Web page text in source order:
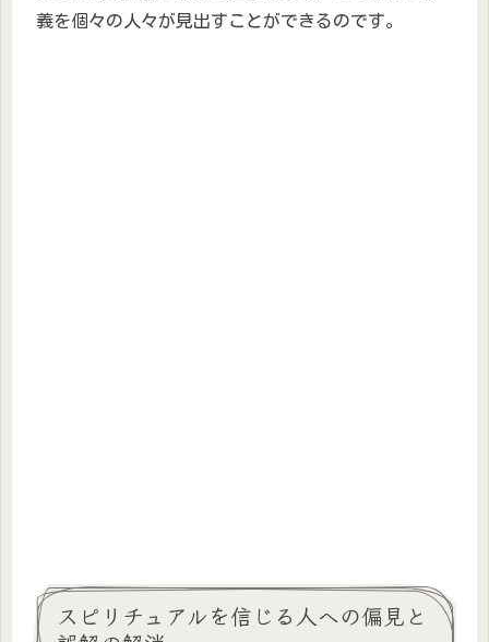
義を個々の人々が見出すことができるのです。
スピリチュアルを信じる人への偏見と